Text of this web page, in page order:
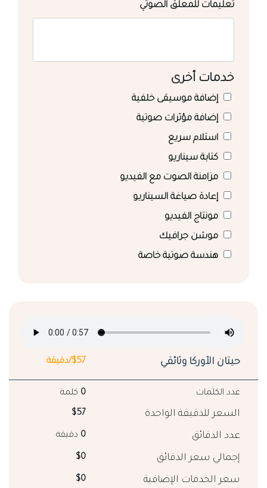
تعليمات للمعلق الصوتي
خدمات أخرى
إضافة موسيقى خلفية
إضافة مؤثرات صوتية
استلام سريع
كتابة سيناريو
مزامنة الصوت مع الفيديو
إعادة صياغة السيناريو
مونتاج الفيديو
موشن جرافيك
هندسة صوتية خاصة
حيتان الأوركا وثائقي $57/دقيقة
عدد الكلمات 0 كلمة
السعر للدقيقة الواحدة $57
عدد الدقائق 0 دقيقة
إجمالي سعر الدقائق $0
سعر الخدمات الإضافية $0